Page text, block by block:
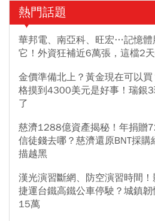
熱門話題
華邦電、南亞科、旺宏…記憶體
它！外資狂補近6萬張，這檔2
金價準備北上？黃金現在可以
格摸到4300美元是好事！瑞銀
了
慈濟1288億資產揭秘！年捐贈
信徒錢去哪？慈濟還原BNT採
描越黑
漢光演習斷網、防空演習時間
捷運台鐵高鐵公車停駛？城鎮
15萬